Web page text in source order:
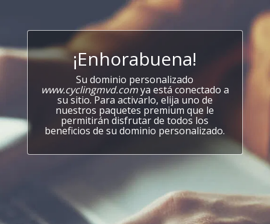
¡Enhorabuena!
Su dominio personalizado
www.cyclingmvd.comya está conectado a
su sitio. Para activarlo, elija uno de
nuestros paquetes premium que le
permitirán disfrutar de todos los
beneficios de su dominio personalizado.